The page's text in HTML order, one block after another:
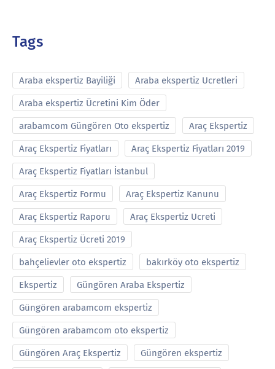
Tags
Araba ekspertiz Bayiliği Araba ekspertiz Ucretleri
Araba ekspertiz Ücretini Kim Öder
arabamcom Güngören Oto ekspertiz Araç Ekspertiz
Araç Ekspertiz Fiyatları Araç Ekspertiz Fiyatları 2019
Araç Ekspertiz Fiyatları İstanbul
Araç Ekspertiz Formu Araç Ekspertiz Kanunu
Araç Ekspertiz Raporu Araç Ekspertiz Ucreti
Araç Ekspertiz Ücreti 2019
bahçelievler oto ekspertiz bakırköy oto ekspertiz
Ekspertiz Güngören Araba Ekspertiz
Güngören arabamcom ekspertiz
Güngören arabamcom oto ekspertiz
Güngören Araç Ekspertiz Güngören ekspertiz